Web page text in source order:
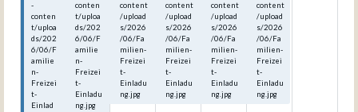
-
conten
t/uploa
ds/202
6/06/F
amilie
n-
Freizei
t-
Einlad
conten
t/uploa
ds/202
6/06/F
amilie
n-
Freizei
t-
Einladu
ng.jpg
content
/upload
s/2026
/06/Fa
milien-
Freizei
t-
Einladu
ng.jpg
content
/upload
s/2026
/06/Fa
milien-
Freizei
t-
Einladu
ng.jpg
content
/upload
s/2026
/06/Fa
milien-
Freizei
t-
Einladu
ng.jpg
content
/upload
s/2026
/06/Fa
milien-
Freizei
t-
Einladu
ng.jpg